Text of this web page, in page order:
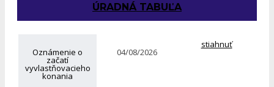
ÚRADNÁ TABUĽA
Oznámenie o
začatí
vyvlastňovacieho
konania
04/08/2026
stiahnuť